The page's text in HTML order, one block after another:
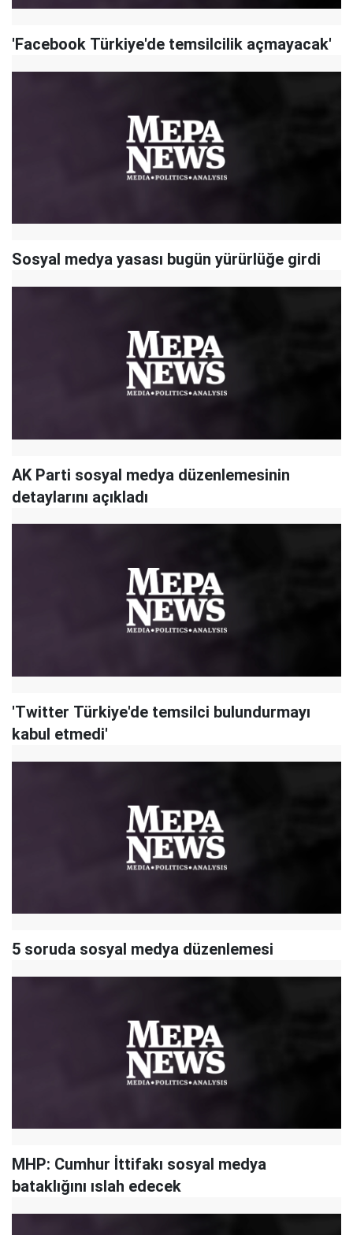
'Facebook Türkiye'de temsilcilik açmayacak'
Sosyal medya yasası bugün yürürlüğe girdi
AK Parti sosyal medya düzenlemesinin
detaylarını açıkladı
'Twitter Türkiye'de temsilci bulundurmayı
kabul etmedi'
5 soruda sosyal medya düzenlemesi
MHP: Cumhur İttifakı sosyal medya
bataklığını ıslah edecek